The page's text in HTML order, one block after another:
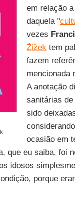
em relação
daquela "
vezes
Žižektem
fazem
mencionada
A anotação
sanitárias
sido
ocasião em
que eu saiba, foi
idosos
porque